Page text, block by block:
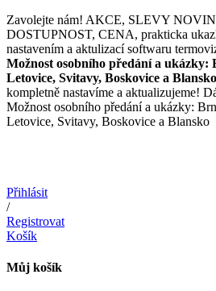
Přejít
k
obsahu
Zavolejte nám! AKCE, SLEVY
DOSTUPNOST, CENA, prakticka
nastavením a aktulizací softwaru
Možnost osobního předání a ukázky:
Letovice, Svitavy, Boskovice a Blansko
kompletně nastavíme a aktualizujeme!
Možnost osobního předání a ukázky:
Letovice, Svitavy, Boskovice a Blansko
Přihlásit
/
Registrovat
Košík
Můj košík